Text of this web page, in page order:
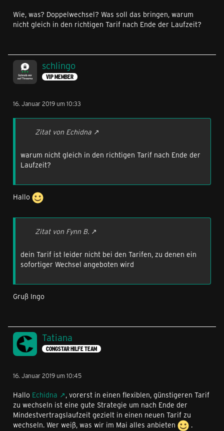
Wie, was? Doppelwechsel? Was soll das bringen, warum
nicht gleich in den richtigen Tarif nach Ende der Laufzeit?
schlingo
VIP MEMBER
16. Januar 2019 um 10:33
Zitat von Echidna
warum nicht gleich in den richtigen Tarif nach Ende der
Laufzeit?
Hallo
Zitat von Fynn B.
dein Tarif ist leider nicht bei den Tarifen, zu denen ein
sofortiger Wechsel angeboten wird
Gruß Ingo
Tatiana
CONGSTAR HILFE TEAM
16. Januar 2019 um 10:45
Hallo Echidna
, vorerst in einen flexiblen, günstigeren Tarif
zu wechseln ist eine gute Strategie um nach Ende der
Mindestvertragslaufzeit gezielt in einen neuen Tarif zu
wechseln. Wer weiß, was wir im Mai alles anbieten
.